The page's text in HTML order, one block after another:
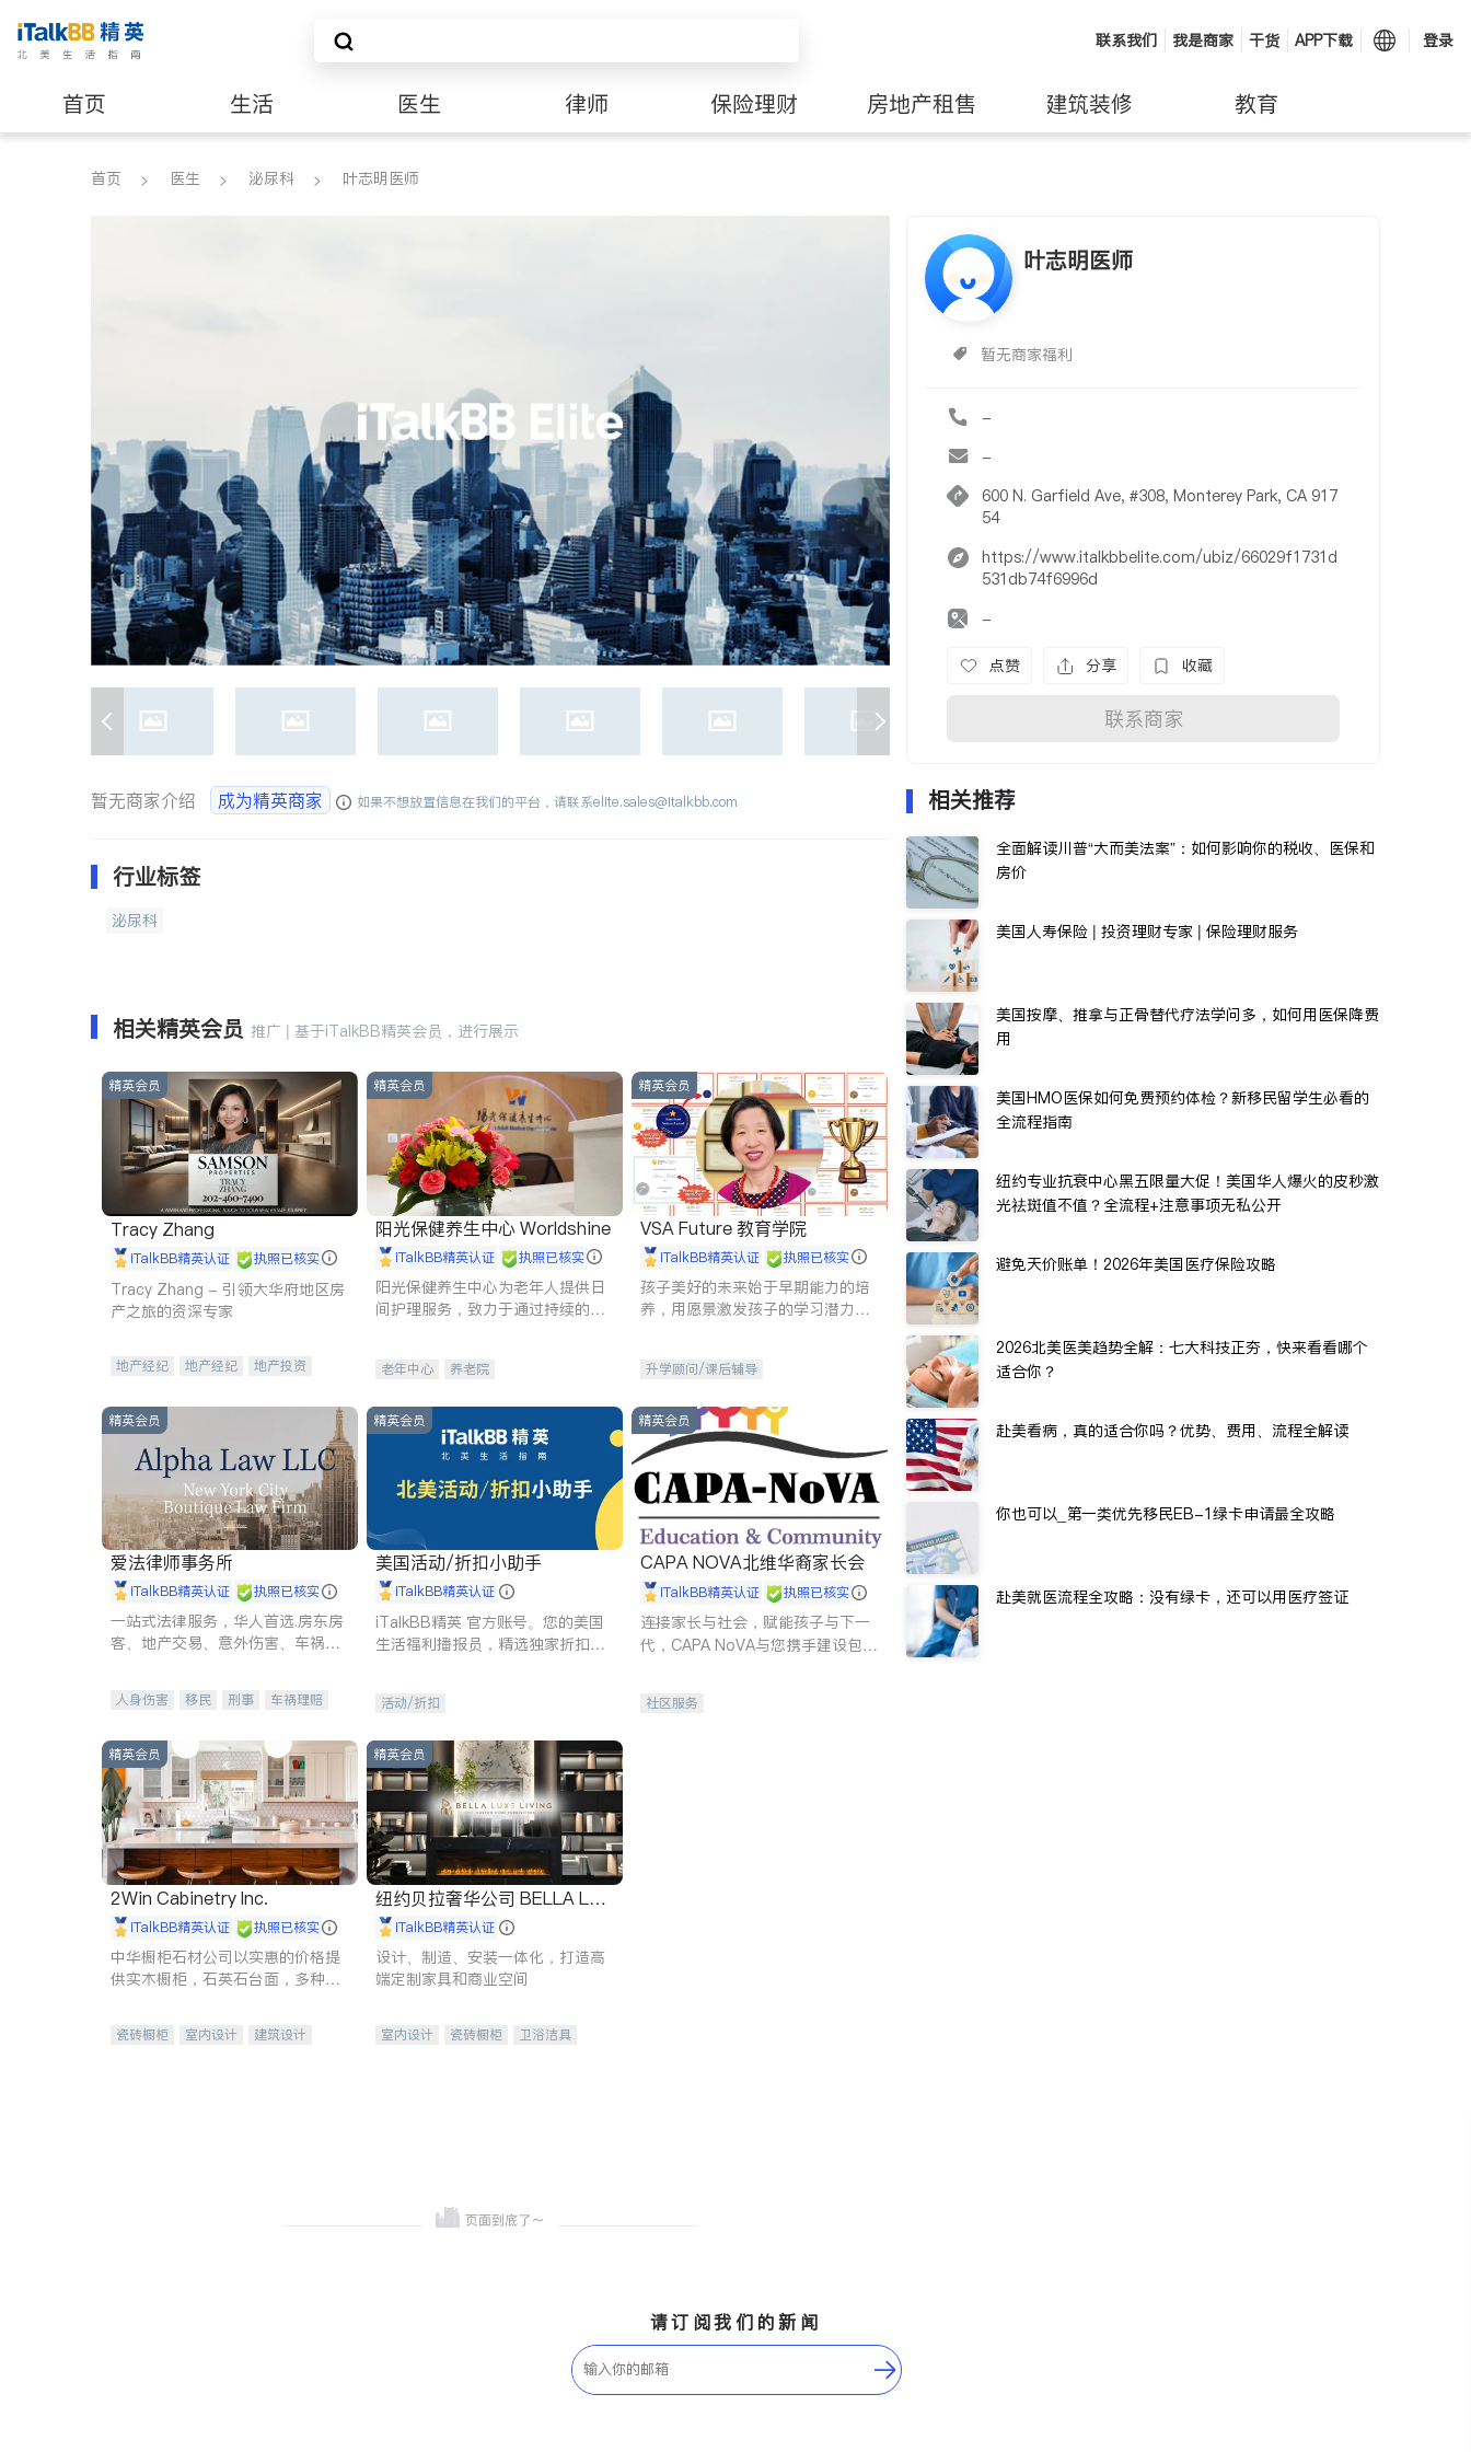
联系我们 我是商家 干货 APP下载 登录
首页 生活 医生 律师 保险理财 房地产租售 建筑装修 教育
养老 非盈利组织
首页 医生 泌尿科 叶志明医师
叶志明医师
暂无商家福利
-
-
600 N. Garfield Ave, #308, Monterey Park, CA 917
54
https://www.italkbbelite.com/ubiz/66029f1731d
531db74f6996d
-
点赞 分享 收藏
联系商家
暂无商家介绍 成为精英商家 如果不想放置信息在我们的平台，请联系elite.sales@italkbb.com
行业标签
泌尿科
相关精英会员 推广 | 基于iTalkBB精英会员，进行展示
精英会员
Tracy Zhang
iTalkBB精英认证 执照已核实
Tracy Zhang - 引领大华府地区房
产之旅的资深专家
地产经纪 地产经纪
地产投资
精英会员
阳光保健养生中心 Worldshine
iTalkBB精英认证 执照已核实
阳光保健养生中心为老年人提供日
间护理服务，致力于通过持续的护
老年中心 养老院
精英会员
VSA Future 教育学院
iTalkBB精英认证 执照已核实
孩子美好的未来始于早期能力的培
养，用愿景激发孩子的学习潜力和
升学顾问/课后辅导
精英会员
爱法律师事务所
iTalkBB精英认证 执照已核实
一站式法律服务，华人首选.房东房
客、地产交易、意外伤害、车祸重
人身伤害 移民 刑事
车祸理赔
商标注册
索赔 律师-其它 保释
精英会员
美国活动/折扣小助手
iTalkBB精英认证
iTalkBB精英 官方账号。您的美国
生活福利播报员，精选独家折扣、
活动/折扣
精英会员
CAPA NOVA北维华裔家长会
iTalkBB精英认证 执照已核实
连接家长与社会，赋能孩子与下一
代，CAPA NoVA与您携手建设包
社区服务
精英会员
2Win Cabinetry Inc.
iTalkBB精英认证 执照已核实
中华橱柜石材公司以实惠的价格提
供实木橱柜，石英石台面，多种优
瓷砖橱柜 室内设计
建筑设计
精英会员
纽约贝拉奢华公司 BELLA LUX
E iTalkBB精英认证
设计、制造、安装一体化，打造高
端定制家具和商业空间
室内设计 瓷砖橱柜
卫浴洁具
相关推荐
全面解读川普“大而美法案”：如何影响你的税收、医保和
房价
美国人寿保险 | 投资理财专家 | 保险理财服务
美国按摩、推拿与正骨替代疗法学问多，如何用医保降费
用
美国HMO医保如何免费预约体检？新移民留学生必看的
全流程指南
纽约专业抗衰中心黑五限量大促！美国华人爆火的皮秒激
光祛斑值不值？全流程+注意事项无私公开
避免天价账单！2026年美国医疗保险攻略
2026北美医美趋势全解：七大科技正夯，快来看看哪个
适合你？
赴美看病，真的适合你吗？优势、费用、流程全解读
你也可以_第一类优先移民EB-1绿卡申请最全攻略
赴美就医流程全攻略：没有绿卡，还可以用医疗签证
请订阅我们的新闻